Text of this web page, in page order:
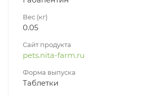
Вес (кг)
0.05
Сайт продукта
pets.nita-farm.ru
Форма выпуска
Таблетки